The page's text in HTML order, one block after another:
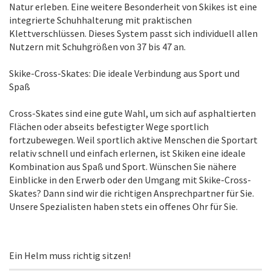
Natur erleben. Eine weitere Besonderheit von Skikes ist eine
integrierte Schuhhalterung mit praktischen
Klettverschlüssen. Dieses System passt sich individuell allen
Nutzern mit Schuhgrößen von 37 bis 47 an.
Skike-Cross-Skates: Die ideale Verbindung aus Sport und
Spaß
Cross-Skates sind eine gute Wahl, um sich auf asphaltierten
Flächen oder abseits befestigter Wege sportlich
fortzubewegen. Weil sportlich aktive Menschen die Sportart
relativ schnell und einfach erlernen, ist Skiken eine ideale
Kombination aus Spaß und Sport. Wünschen Sie nähere
Einblicke in den Erwerb oder den Umgang mit Skike-Cross-
Skates? Dann sind wir die richtigen Ansprechpartner für Sie.
Unsere Spezialisten haben stets ein offenes Ohr für Sie.
Ein Helm muss richtig sitzen!